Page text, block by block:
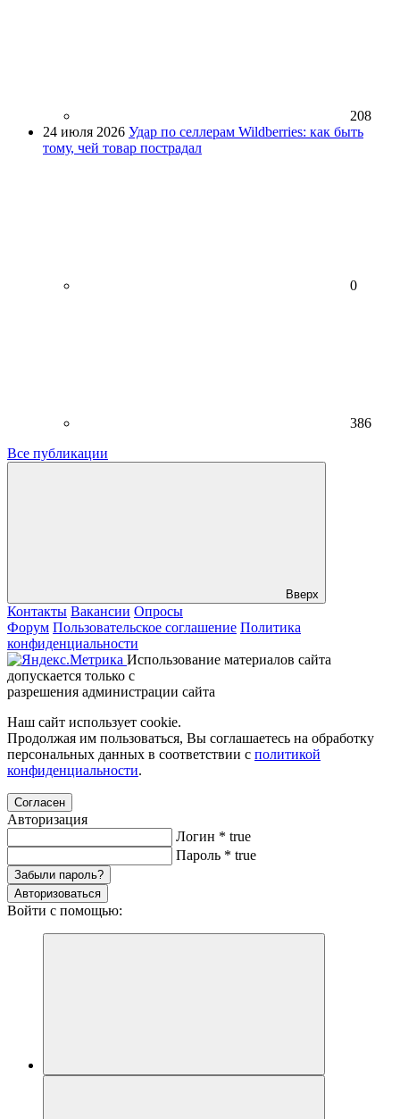
208
24 июля 2026 Удар по селлерам Wildberries: как быть
тому, чей товар пострадал
0
386
Все публикации
Вверх
Контакты Вакансии Опросы
Форум Пользовательское соглашение Политика
конфиденциальности
Использование материалов сайта
допускается только с
разрешения администрации сайта
Наш сайт использует cookie.
Продолжая им пользоваться, Вы соглашаетесь на обработку
персональных данных в соответствии с политикой
конфиденциальности.
Согласен
Авторизация
Логин * true
Пароль * true
Забыли пароль?
Авторизоваться
Войти с помощью: